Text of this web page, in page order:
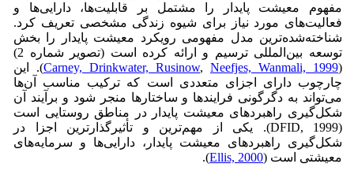
مفهوم معیشت پایدار را مشتمل بر قابلیت‌ها، دارایی‌ها و
فعالیت‌های مورد نیاز برای شیوه زندگی مشخصی تعریف کرد.
شناخته‌شده‌ترین مدل مفهومی رویکرد معیشت پایدار را بخش
توسعه بین‌المللی ترسیم و ارائه کرده است (تصویر شماره 2)
(
Carney, Drinkwater, Rusinow, Neefjes, Wanmali, 1999
). این
چارچوب دارای اجزای متعددی است که ترکیب مناسب آن‌ها
می‌تواند به دگرگونی فرایندها و ساختارها منجر شود و برآیند آن
شکل‌گیری راهبردهای معیشت پایدار در مناطق روستایی است
(DFID, 1999). یکی از مهم‌ترین و تأثیرگذارترین اجزا در
شکل‌گیری راهبردهای معیشت پایدار، دارایی‌ها و سرمایه‌های
معیشتی است (Ellis, 2000
).